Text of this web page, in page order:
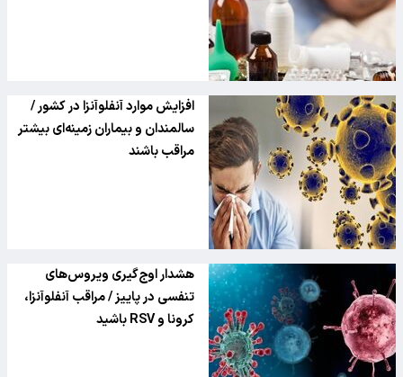
افزایش موارد آنفلوآنزا در کشور /
سالمندان و بیماران زمینه‌ای بیشتر
مراقب باشند
هشدار اوج‌گیری ویروس‌های
تنفسی در پاییز / مراقب آنفلوآنزا،
کرونا و RSV باشید